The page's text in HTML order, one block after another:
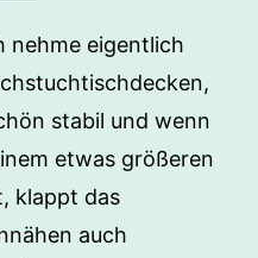
nehme eigentlich
stabil und wenn
etwas größeren
klappt das
auch